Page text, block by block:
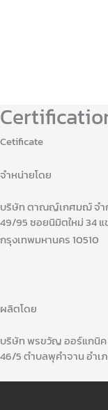
Cetificate
จำหน่ายโดย
บริษัท ตาณญ์เกศมฌ์ จำ
49/95 ซอยนิมิตใหม่ 34 แ
กรุงเทพมหานคร 10510
ผลิตโดย
บริษัท พรขวัญ ออร์แกนิ
46/5 ตำบลพุคำจาน อำเ